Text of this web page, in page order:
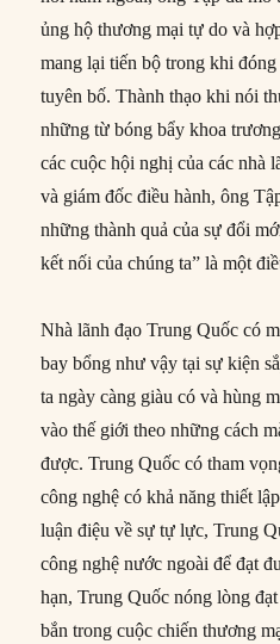
ủng hộ thương mại tự do và
mang lại tiến bộ trong khi
tuyên bố. Thành thạo khi nói
những từ bóng bẩy khoa
các cuộc hội nghị của các nhà
và giám đốc điều hành, ông
những thành quả của sự đổi
kết nối của chúng ta” là một
Nhà lãnh đạo Trung Quốc có
bay bổng như vậy tại sự kiện
ta ngày càng giàu có và hùng
vào thế giới theo những cách
được. Trung Quốc có tham
công nghệ có khả năng thiết
luận điệu về sự tự lực, Trung
công nghệ nước ngoài để đạt
hạn, Trung Quốc nóng lòng
bắn trong cuộc chiến thương